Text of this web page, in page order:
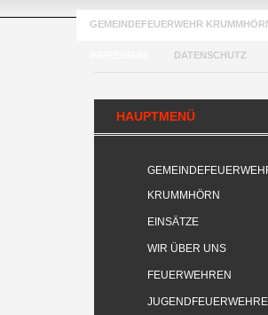
GEMEINDEFEUERWEHR
DATENSCHUTZ
HAUPTMENÜ
KRUMMHÖRN
EINSÄTZE
WIR ÜBER UNS
FEUERWEHREN